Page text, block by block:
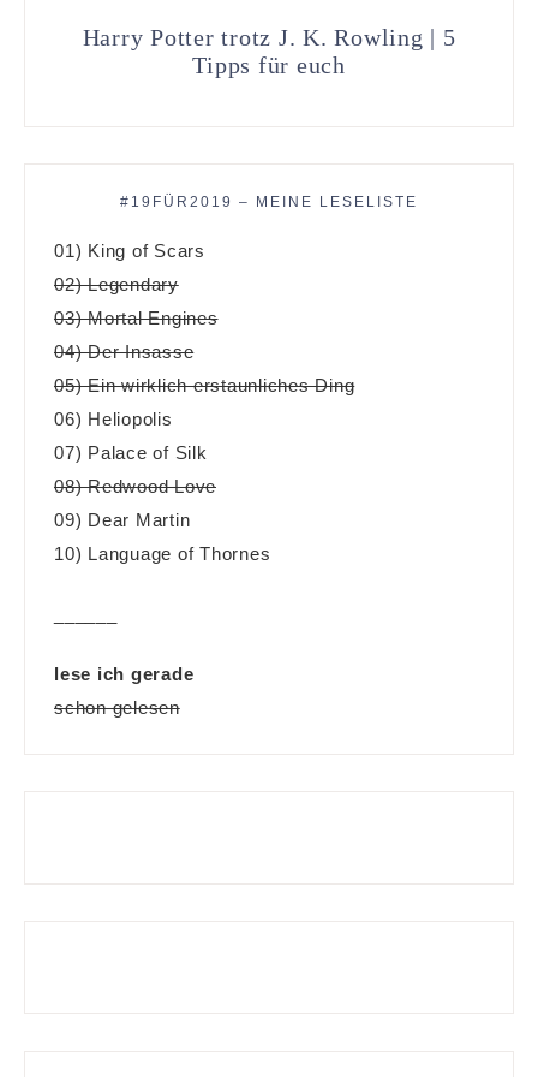
Harry Potter trotz J. K. Rowling | 5
Tipps für euch
#19FÜR2019 – MEINE LESELISTE
01) King of Scars
02) Legendary
03) Mortal Engines
04) Der Insasse
05) Ein wirklich erstaunliches Ding
06) Heliopolis
07) Palace of Silk
08) Redwood Love
09) Dear Martin
10) Language of Thornes
lese ich gerade
schon gelesen